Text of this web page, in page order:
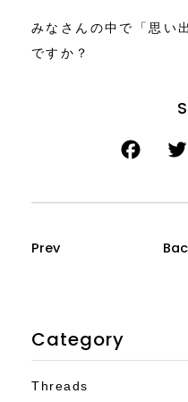
みなさんの中で「思い
ですか？
Prev
Category
Threads